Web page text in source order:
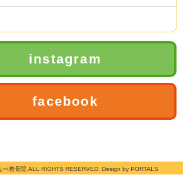
instagram
facebook
べ整骨院 ALL RIGHTS RESERVED. Design by PORTALS